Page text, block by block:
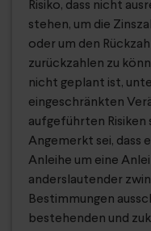
Risiko, dass nicht
stehen, um die
oder um den
zurückzahlen zu
nicht geplant ist,
eingeschränkten
aufgeführten Risiken
Angemerkt sei, dass
Anleihe um eine
anderslautender
Bestimmungen
bestehenden und